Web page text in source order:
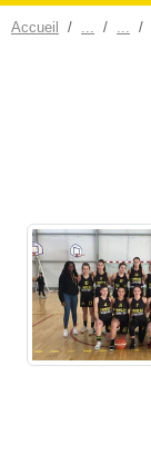
Accueil